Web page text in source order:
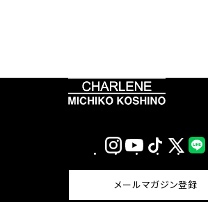
InstagramYouTubeTikTok X
(Twitter)
メールマガジン登録